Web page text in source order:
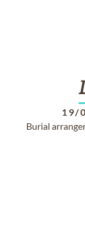
19/
Burial